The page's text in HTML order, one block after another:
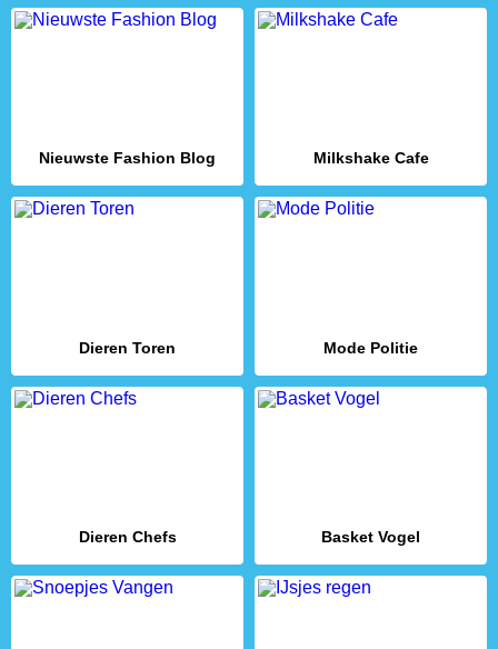
Nieuwste Fashion Blog Milkshake Cafe
Dieren Toren Mode Politie
Dieren Chefs Basket Vogel